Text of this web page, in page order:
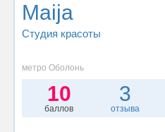
Maija
Студия красоты
метро Оболонь
10
баллов
3
отзыва